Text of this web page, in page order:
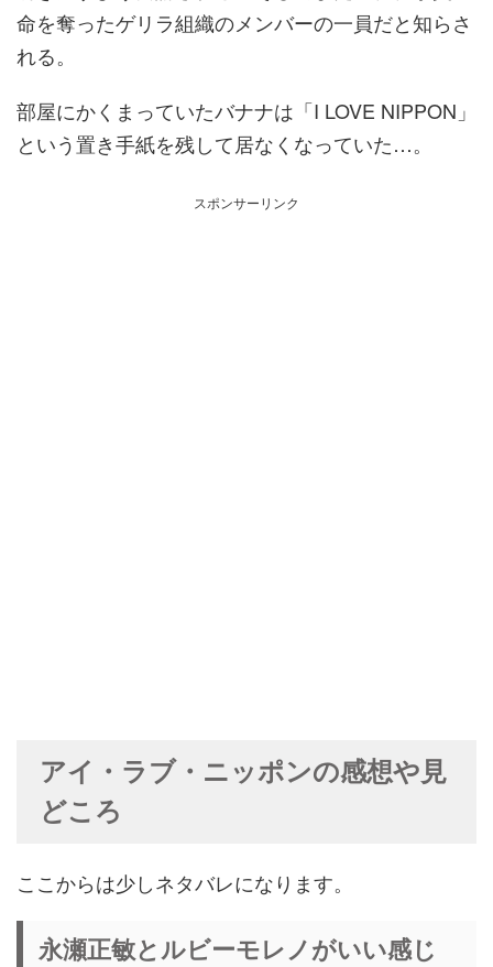
命を奪ったゲリラ組織のメンバーの一員だと知らさ
れる。
部屋にかくまっていたバナナは「I LOVE NIPPON」
という置き手紙を残して居なくなっていた…。
スポンサーリンク
アイ・ラブ・ニッポンの感想や見
どころ
ここからは少しネタバレになります。
永瀬正敏とルビーモレノがいい感じ